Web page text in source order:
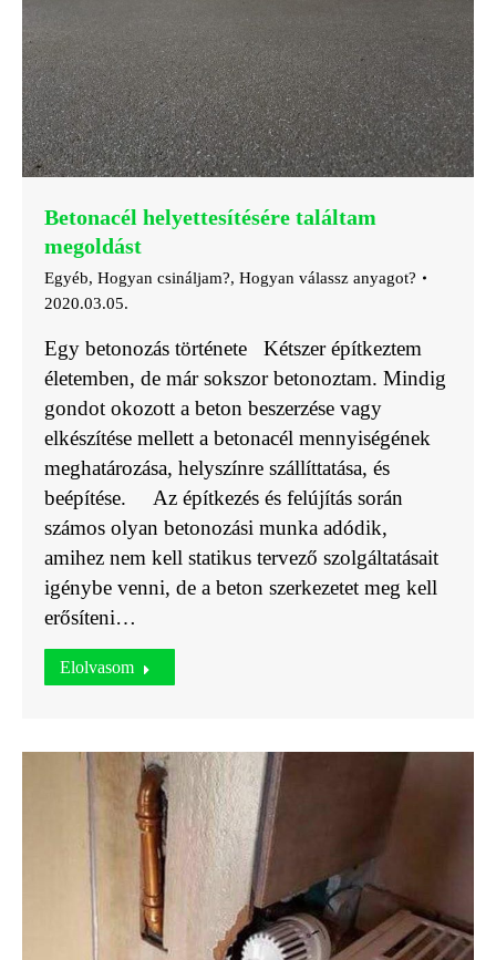
Betonacél helyettesítésére találtam
megoldást
Egyéb, Hogyan csináljam?, Hogyan válassz anyagot?
2020.03.05.
Egy betonozás története Kétszer építkeztem
életemben, de már sokszor betonoztam. Mindig
gondot okozott a beton beszerzése vagy
elkészítése mellett a betonacél mennyiségének
meghatározása, helyszínre szállíttatása, és
beépítése. Az építkezés és felújítás során
számos olyan betonozási munka adódik,
amihez nem kell statikus tervező szolgáltatásait
igénybe venni, de a beton szerkezetet meg kell
erősíteni…
Elolvasom